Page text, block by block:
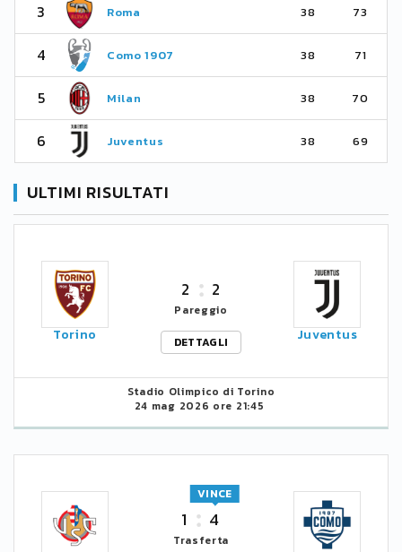
3 Roma 38 73
4 Como 1907 38 71
5 Milan 38 70
6 Juventus 38 69
ULTIMI RISULTATI
Torino
2 2
Pareggio
DETTAGLI
Juventus
Stadio Olimpico di Torino
24 mag 2026 ore 21:45
1 4
VINCE
Trasferta